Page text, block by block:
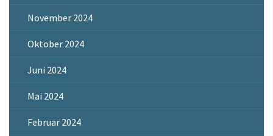
November 2024
Oktober 2024
Juni 2024
Mai 2024
Februar 2024